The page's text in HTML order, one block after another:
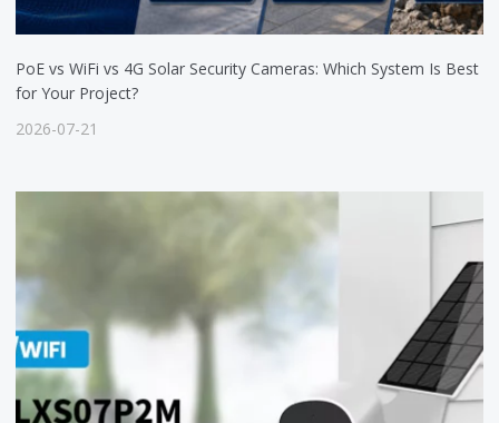
PoE vs WiFi vs 4G Solar Security Cameras: Which System Is Best
for Your Project?
2026-07-21